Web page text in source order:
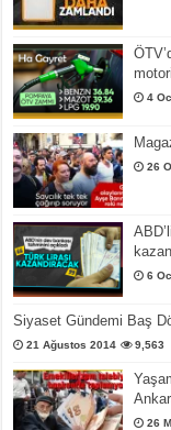
4
26
6
Siyaset Gündemi Baş
21 Ağustos 2014 9,563
26